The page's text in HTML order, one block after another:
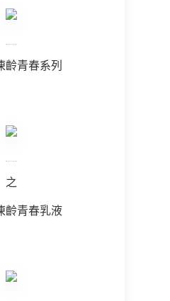
齡青春系列
之
齡青春乳液